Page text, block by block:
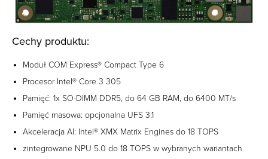
Cechy produktu:
Moduł COM Express® Compact Type 6
Procesor Intel® Core 3 305
Pamięć: 1x SO-DIMM DDR5, do 64 GB RAM, do 6400 MT/s
Pamięć masowa: opcjonalna UFS 3.1
Akceleracja AI: Intel® XMX Matrix Engines do 18 TOPS
zintegrowane NPU 5.0 do 18 TOPS w wybranych wariantach